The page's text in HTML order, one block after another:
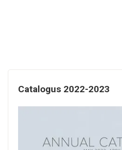
Catalogus 2022-2023